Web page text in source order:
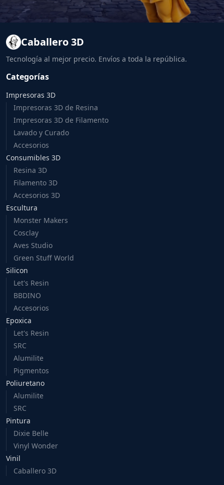
Caballero 3D
Tecnología al mejor precio. Envíos a toda la república.
Categorías
Impresoras 3D
Impresoras 3D de Resina
Impresoras 3D de Filamento
Lavado y Curado
Accesorios
Consumibles 3D
Resina 3D
Filamento 3D
Accesorios 3D
Escultura
Monster Makers
Cosclay
Aves Studio
Green Stuff World
Silicon
Let's Resin
BBDINO
Accesorios
Epoxica
Let's Resin
SRC
Alumilite
Pigmentos
Poliuretano
Alumilite
SRC
Pintura
Dixie Belle
Vinyl Wonder
Vinil
Caballero 3D